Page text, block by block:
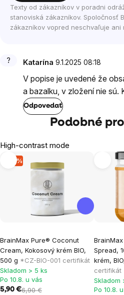
Texty od zákazníkov v poradni
stanoviská zákazníkov. Spoločnosť
zákazníkov vopred neschvaľuje ani
Katarína 9.1.2025 08:18
V popise je uvedené že
a bazalku, v zložení nie sú.
Odpovedať
Podobné
High-contrast mode
-14 %
BrainMax Pure® Coconut
Cream, Kokosový krém BIO,
500 g *CZ-BIO-001 certifikát
Skladom > 5 ks
Po 10.8. u vás
5,90 €6,90 €
Spread,
krém,
certifikát
Skladom
Po 10.8.